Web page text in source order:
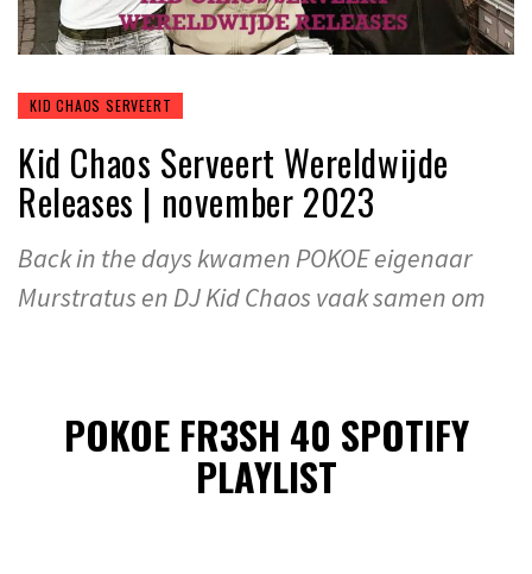
KID CHAOS SERVEERT
Kid Chaos Serveert Wereldwijde
Releases | november 2023
Back in the days kwamen POKOE eigenaar
Murstratus en DJ Kid Chaos vaak samen om
POKOE FR3SH 40 SPOTIFY
PLAYLIST